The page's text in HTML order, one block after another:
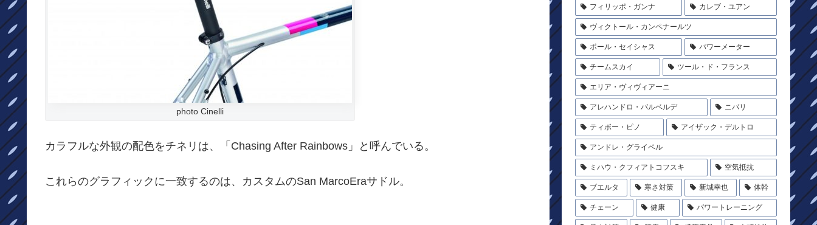
photo Cinelli
カラフルな外観の配色をチネリは、「Chasing After Rainbows」と呼んでいる。
これらのグラフィックに一致するのは、カスタムのSan MarcoEraサドル。
フィリッポ・ガンナ カレブ・ユアン
ヴィクトール・カンペナールツ
ポール・セイシャス パワーメーター
チームスカイ ツール・ド・フランス
エリア・ヴィヴィアーニ
アレハンドロ・バルベルデ ニバリ
ティボー・ピノ アイザック・デルトロ
アンドレ・グライペル
ミハウ・クフィアトコフスキ 空気抵抗
ブエルタ 寒さ対策 新城幸也 体幹
チェーン 健康 パワートレーニング